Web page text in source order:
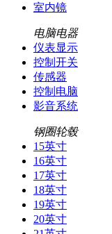
室内镜
电脑电器
仪表显示
控制开关
传感器
控制电脑
影音系统
钢圈轮毂
15英寸
16英寸
17英寸
18英寸
19英寸
20英寸